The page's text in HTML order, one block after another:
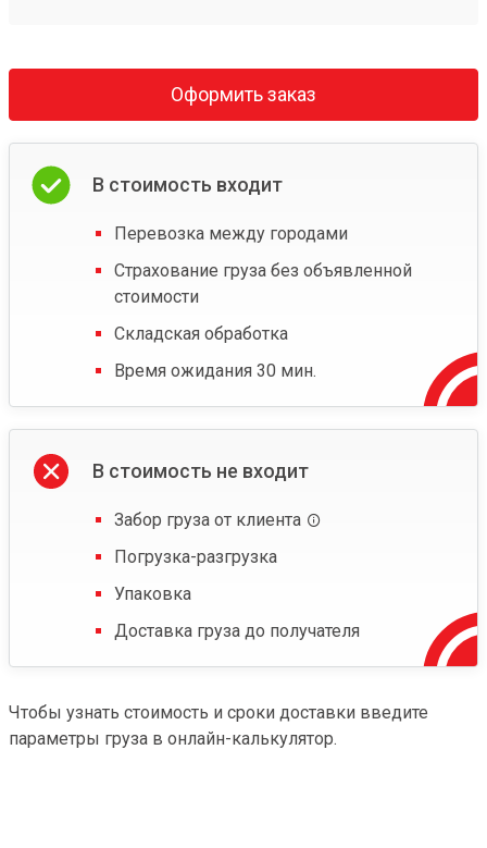
Оформить заказ
В стоимость входит
Перевозка между городами
Страхование груза без объявленной
стоимости
Складская обработка
Время ожидания 30 мин.
В стоимость не входит
Забор груза от клиента
Погрузка-разгрузка
Упаковка
Доставка груза до получателя
Чтобы узнать стоимость и сроки доставки введите
параметры груза в онлайн-калькулятор.